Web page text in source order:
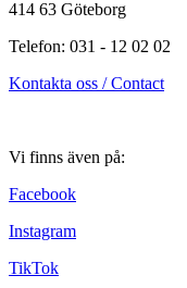
414 63 Göteborg
Telefon: 031 - 12 02 02
Kontakta oss / Contact
Vi finns även på:
Facebook
Instagram
TikTok